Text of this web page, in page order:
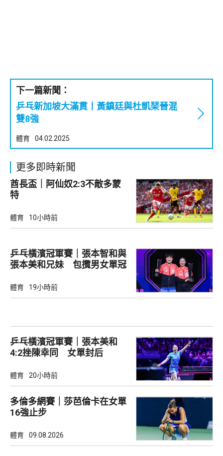
下一篇新聞：
乒乓新加坡大滿貫丨黃鎮廷與杜凱琹晉混
雙8強
體育 04.02.2025
更多即時新聞
酋長盃｜阿仙奴2:3不敵多蒙
特
體育 10小時前
乒乓橫濱冠軍賽｜張本智和與
張本美和兄妹 包攬男女單冠
體育 19小時前
乒乓橫濱冠軍賽｜張本美和
4:2挫陳幸同 女單封后
體育 20小時前
多倫多網賽｜莎芭倫卡在女單
16強止步
體育 09.08.2026